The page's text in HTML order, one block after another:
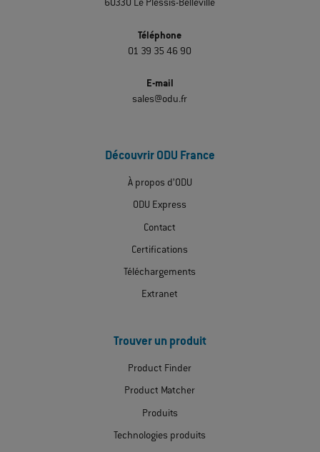
60330 Le Plessis-Belleville
Téléphone
01 39 35 46 90
E-mail
sales@odu.fr
Découvrir ODU France
À propos d’ODU
ODU Express
Contact
Certifications
Téléchargements
Extranet
Trouver un produit
Product Finder
Product Matcher
Produits
Technologies produits